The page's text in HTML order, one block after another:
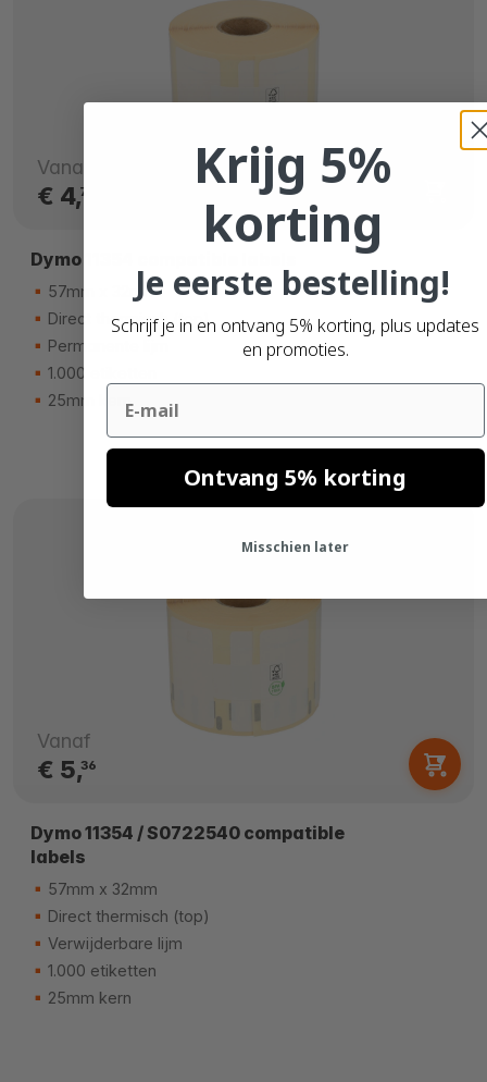
Vanaf
€ 4,77
Dymo 11354 compatible labels
57mm x 32mm
Direct thermisch (top)
Permanente lijm
1.000 etiketten
25mm kern
Vanaf
€ 5,36
Dymo 11354 / S0722540 compatible
labels
57mm x 32mm
Direct thermisch (top)
Verwijderbare lijm
1.000 etiketten
25mm kern
Krijg 5%
korting
Je eerste bestelling!
Schrijf je in en ontvang 5% korting, plus updates
en promoties.
Email
Ontvang 5% korting
Misschien later